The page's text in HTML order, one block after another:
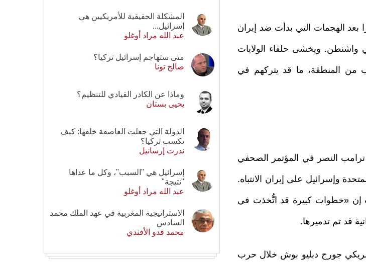
بعد الهجمات التي بدأت ضد إيران
ويخشى حلفاء الولايات
من المنطقة، ما قد يتركهم في
ترامب النصر في المؤتمر الصحفي
المتحدة وإسرائيل على إيران الانتباه.
إن «خطوات كبيرة قد اتُّخذت في
قد تم تدميرها.
جورج دبليو بوش خلال حرب
المشكلة الحقيقية للأمريكيين هي
إسرائيل...
عبد الله مراد أوغلو
متى ستهاجم إسرائيل تركيا؟
صالح تونا
وماذا عن الكادر القيادي للتنظيم؟
يحيى بستان
الدولة التي جعلت العاصفة خلفها: كيف
تكسب تركيا؟
ندرت إرسانيل
إسرائيل هي "السبب"، وكل ما عداها
"نتيجة"
عبد الله مراد أوغلو
الاستراتيجية المغربية في عهد الملك محمد
السادس
محمد قدو الأفندي